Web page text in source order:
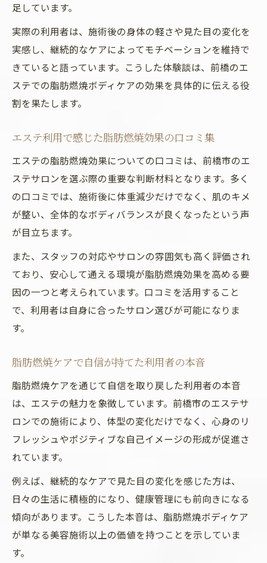
足しています。
実際の利用者は、施術後の身体の軽さや見た目の変化を
実感し、継続的なケアによってモチベーションを維持で
きていると語っています。こうした体験談は、前橋のエ
ステでの脂肪燃焼ボディケアの効果を具体的に伝える役
割を果たします。
エステ利用で感じた脂肪燃焼効果の口コミ集
エステの脂肪燃焼効果についての口コミは、前橋市のエ
ステサロンを選ぶ際の重要な判断材料となります。多く
の口コミでは、施術後に体重減少だけでなく、肌のキメ
が整い、全体的なボディバランスが良くなったという声
が目立ちます。
また、スタッフの対応やサロンの雰囲気も高く評価され
ており、安心して通える環境が脂肪燃焼効果を高める要
因の一つと考えられています。口コミを活用すること
で、利用者は自身に合ったサロン選びが可能になりま
す。
脂肪燃焼ケアで自信が持てた利用者の本音
脂肪燃焼ケアを通じて自信を取り戻した利用者の本音
は、エステの魅力を象徴しています。前橋市のエステサ
ロンでの施術により、体型の変化だけでなく、心身のリ
フレッシュやポジティブな自己イメージの形成が促進さ
れています。
例えば、継続的なケアで見た目の変化を感じた方は、
日々の生活に積極的になり、健康管理にも前向きになる
傾向があります。こうした本音は、脂肪燃焼ボディケア
が単なる美容施術以上の価値を持つことを示していま
す。